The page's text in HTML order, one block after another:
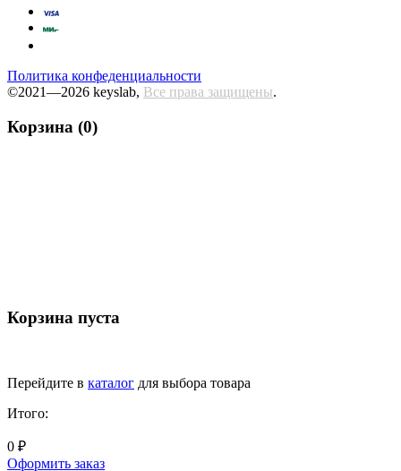
Политика конфеденциальности
©2021—2026 keyslab, Все права защищены.
Корзина (0)
Корзина пуста
Перейдите в каталог для выбора товара
Итого:
0 ₽
Оформить заказ